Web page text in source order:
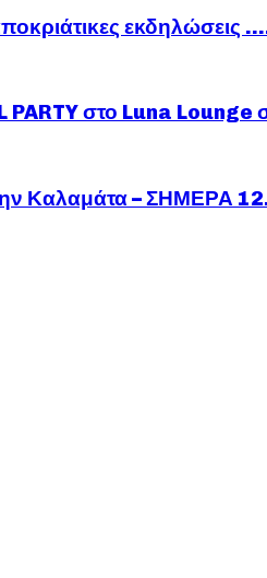
εκδηλώσεις
στο Luna Lounge
Καλαμάτα – ΣΗΜΕΡΑ